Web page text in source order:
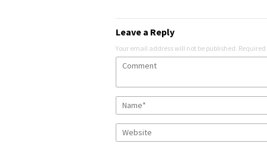
Leave a Reply
Your email address will not be published.